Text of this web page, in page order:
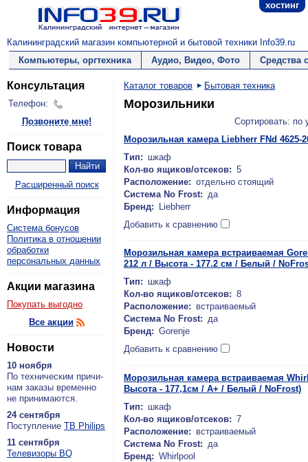
хостинг
Калининградский магазин компьютерной и бытовой техники Info39.ru
Компьютеры, оргтехника
Аудио, Видео, Фото Средства
Консультация
Телефон:
Позвоните мне!
Поиск товара
Расширенный поиск
Информация
Система бонусов
Политика в отношении
обработки
персональных данных
Акции магазина
Покупать выгодно
Все акции
Новости
10 ноября
По тех­ни­че­ским при­чи­
нам за­ка­зы вре­мен­но
не при­ни­ма­ют­ся.
24 сентября
По­ступ­ле­ние ТВ Philips
11 сентября
Теле­ви­зо­ры BQ
Каталог товаров Бытовая техника
Морозильники
Сортировать:
Морозильная камера Liebherr FNd 4625-
Тип: шкаф
Кол-во ящиков/отсеков: 5
Расположение: отдельно стоящий
Система No Frost: да
Бренд:
Liebherr
Добавить к сравнению
Морозильная камера встраиваемая
212 л / Высота - 177.2 см / Белый /
Тип: шкаф
Кол-во ящиков/отсеков: 8
Расположение: встраиваемый
Система No Frost: да
Бренд: Gorenje
Добавить к сравнению
Морозильная камера встраиваемая
Высота - 177,1см / A+ / Белый / NoFrost)
Тип: шкаф
Кол-во ящиков/отсеков: 7
Расположение: встраиваемый
Система No Frost: да
Бренд: Whirlpool